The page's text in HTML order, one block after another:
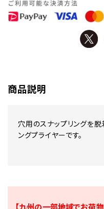
商品説明
穴用のスナップリングを
ングプライヤーです。